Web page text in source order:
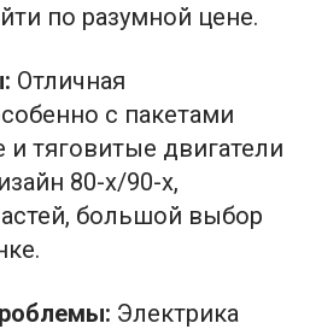
по разумной цене.
Отличная
с пакетами
тяговитые двигатели
80-х/90-х,
большой выбор
Электрика